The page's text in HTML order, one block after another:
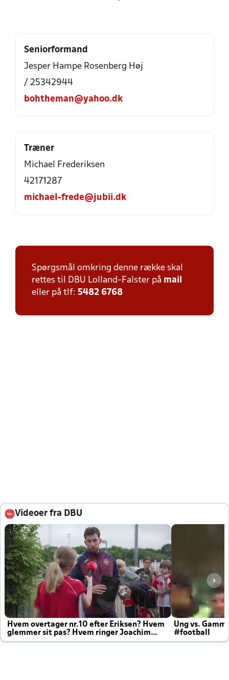
Seniorformand
Jesper Hampe Rosenberg Høj
/ 25342944
bohtheman@yahoo.dk
Træner
Michael Frederiksen
42171287
michael-frede@jubii.dk
Spørgsmål omkring denne række skal
rettes til DBU Lolland-Falster på mail
eller på tlf: 5482 6768
Videoer fra DBU
Hvem overtager nr.10 efter Eriksen? Hvem
glemmer sit pas? Hvem ringer Joachim
altid til efter kampe?
Ung vs.
#football